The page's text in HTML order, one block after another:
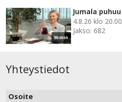
30 min
Jumala puhuu
4.8.26 klo 20.00
Jakso: 682
Yhteystiedot
Osoite